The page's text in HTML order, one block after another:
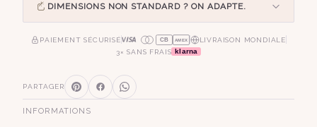
DIMENSIONS NON STANDARD ? ON ADAPTE.
PAIEMENT SÉCURISÉ CB AMEX
LIVRAISON MONDIALE
3× SANS FRAIS klarna
PARTAGER
INFORMATIONS